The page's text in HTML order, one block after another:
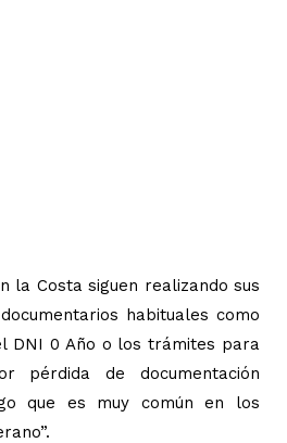
la Costa siguen realizando sus
habituales como
DNI 0 Año o los trámites para
pérdida de documentación
que es muy común en los